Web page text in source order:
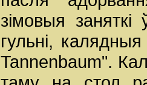
зімовыя
гульні,
Tannenbaum".